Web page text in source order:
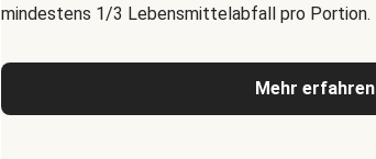
mindestens 1/3 Lebensmittelabfall pro Portion.
Mehr erfahren